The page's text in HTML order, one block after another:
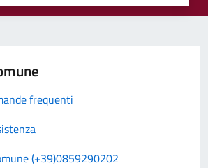
frequenti
(+39)0859290202